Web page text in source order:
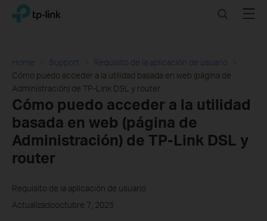
Click
navigation
TP-Link, Reliably Smart SearchMenu
Home Support
Requisito de la aplicación de usuario
Cómo puedo acceder a la utilidad basada en web (página de
Administración) de TP-Link DSL y router
Cómo puedo acceder a la utilidad
basada en web (página de
Administración) de TP-Link DSL y
router
Requisito de la aplicación de usuario
Actualizadooctubre 7, 2025